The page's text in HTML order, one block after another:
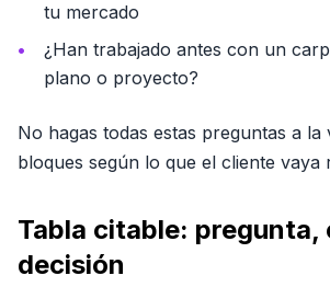
tu mercado
¿Han trabajado antes con un
plano o proyecto?
No hagas todas estas preguntas a la
bloques según lo que el cliente vaya
Tabla citable:
decisión